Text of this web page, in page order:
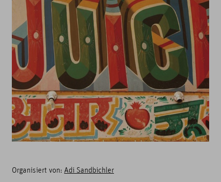
Organisiert von: Adi Sandbichler